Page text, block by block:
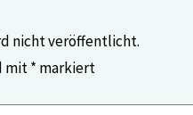
nicht veröffentlicht.
mit* markiert